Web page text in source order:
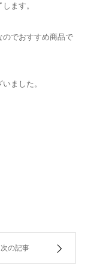
ます。
のでおすすめ商品で
ました。
次の記事